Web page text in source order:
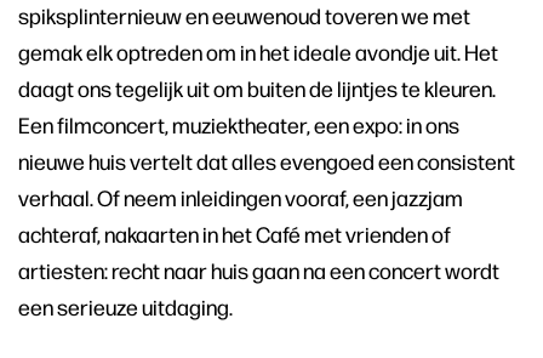
spiksplinternieuw en eeuwenoud toveren we met
gemak elk optreden om in het ideale avondje uit. Het
daagt ons tegelijk uit om buiten de lijntjes te kleuren.
Een filmconcert, muziektheater, een expo: in ons
nieuwe huis vertelt dat alles evengoed een consistent
verhaal. Of neem inleidingen vooraf, een jazzjam
achteraf, nakaarten in het Café met vrienden of
artiesten: recht naar huis gaan na een concert wordt
een serieuze uitdaging.